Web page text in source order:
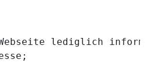
Webseite lediglich